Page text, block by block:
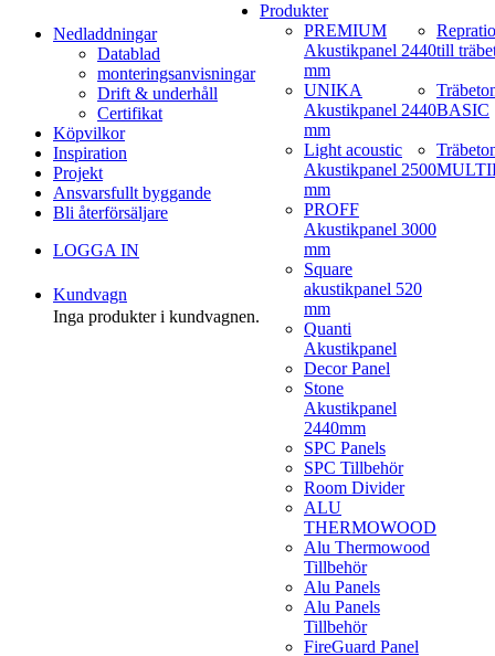
Nedladdningar
Datablad
monteringsanvisningar
Drift & underhåll
Certifikat
Köpvilkor
Inspiration
Projekt
Ansvarsfullt byggande
Bli återförsäljare
LOGGA IN
Kundvagn
Inga produkter i kundvagnen.
Produkter
PREMIUM
Akustikpanel 2440
mm
UNIKA
Akustikpanel 2440
mm
Light acoustic
Akustikpanel 2500
mm
PROFF
Akustikpanel 3000
mm
Square
akustikpanel 520
mm
Quanti
Akustikpanel
Decor Panel
Stone
Akustikpanel
2440mm
SPC Panels
SPC Tillbehör
Room Divider
ALU
THERMOWOOD
Alu Thermowood
Tillbehör
Alu Panels
Alu Panels
Tillbehör
FireGuard Panel
till
BASIC